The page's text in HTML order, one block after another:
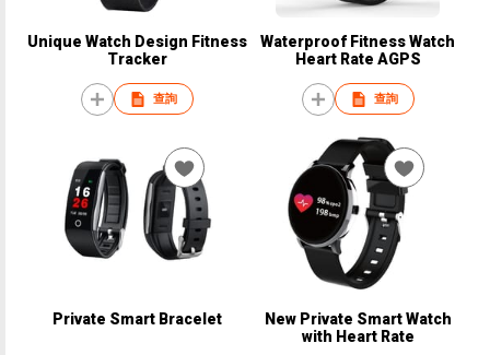
Unique Watch Design Fitness
Tracker
查詢
Waterproof Fitness Watch
Heart Rate AGPS
查詢
Private Smart Bracelet
New Private Smart Watch
with Heart Rate